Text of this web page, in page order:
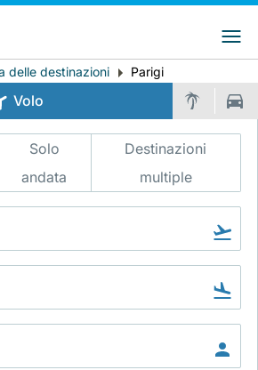
Preferred language
Italiano
delle destinazioni Parigi
Volo
Solo
andata
Destinazioni
multiple